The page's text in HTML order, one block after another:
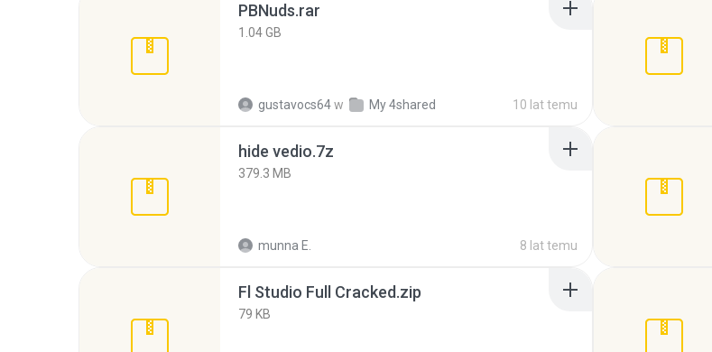
PBNuds.rar
1.04 GB
gustavocs64w My 4shared 10 lat temu
hide vedio.7z
379.3 MB
munna E. 8 lat temu
Fl Studio Full Cracked.zip
79 KB